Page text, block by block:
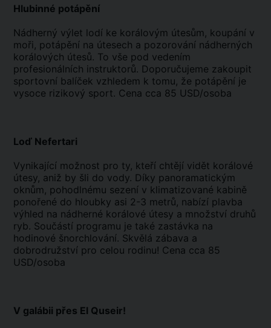
Hlubinné potápění
Nádherný výlet lodí ke korálovým útesům, koupání v
moři, potápění na útesech a pozorování nádherných
korálových útesů. To vše pod vedením
profesionálních instruktorů. Doporučujeme zakoupit
sportovní balíček vzhledem k tomu, že potápění je
vysoce rizikový sport. Cena cca 85 USD/osoba
Loď Nefertari
Vynikající možnost pro ty, kteří chtějí vidět korálové
útesy, aniž by šli do vody. Díky panoramatickým
oknům, pohodlnému sezení v klimatizované kabině
ponořené do hloubky asi 2-3 metrů, nabízí plavba
výhled na nádherné korálové útesy a množství druhů
ryb. Součástí programu je také zastávka na
hodinové šnorchlování. Skvělá zábava a
dobrodružství pro celou rodinu! Cena cca 85
USD/osoba
V galábii přes El Quseir!